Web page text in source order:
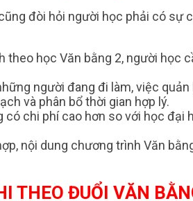
đòi hỏi người học phải có
theo học Văn bằng 2, người học
người đang đi làm, việc
và phân bổ thời gian hợp lý.
có chi phí cao hơn so với học
nội dung chương trình Văn
THEO ĐUỔI VĂN